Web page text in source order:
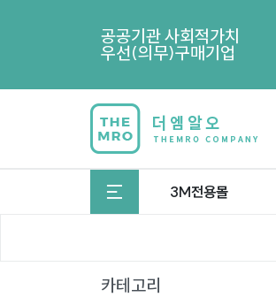
공공기관 사회적가치
우선(의무)구매기업
3M전용몰
카테고리